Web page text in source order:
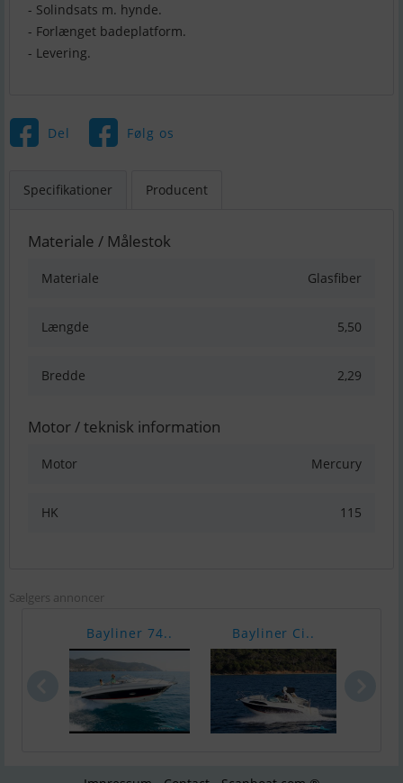
- Solindsats m. hynde.
- Forlænget badeplatform.
- Levering.
Del Følg os
Specifikationer Producent
Materiale / Målestok
Materiale Glasfiber
Længde 5,50
Bredde 2,29
Motor / teknisk information
Motor Mercury
HK 115
Sælgers annoncer
Bayliner 74.. Bayliner Ci..